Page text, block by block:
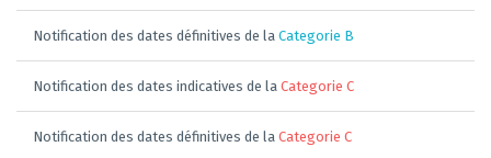
Notification des dates définitives de la Categorie B
Notification des dates indicatives de la Categorie C
Notification des dates définitives de la Categorie C